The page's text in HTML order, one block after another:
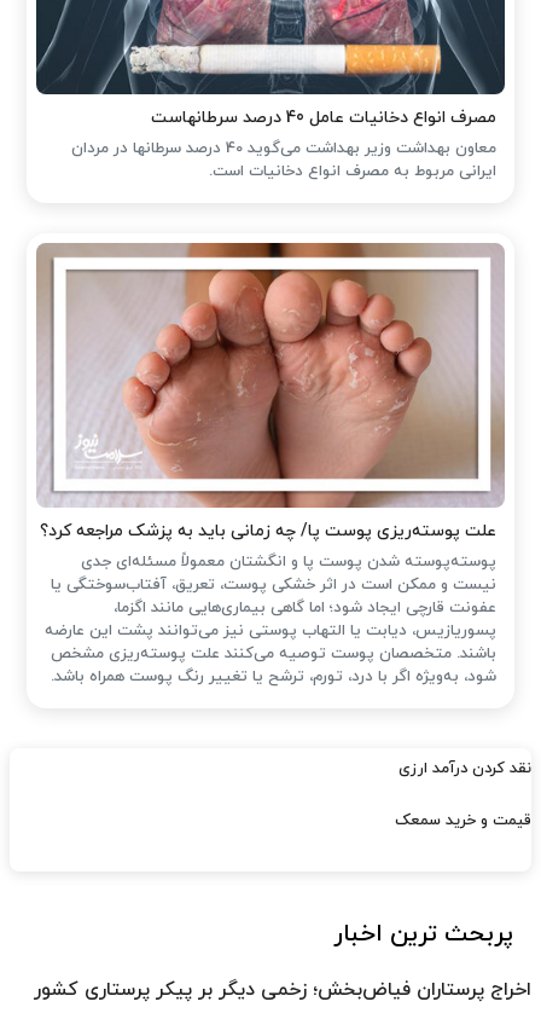
مصرف انواع دخانیات عامل 40 درصد سرطانهاست
معاون بهداشت وزیر بهداشت می‌گوید 40 درصد سرطانها در مردان
ایرانی مربوط به مصرف انواع دخانیات است.
علت پوسته‌ریزی پوست پا/ چه زمانی باید به پزشک مراجعه کرد؟
پوسته‌پوسته شدن پوست پا و انگشتان معمولاً مسئله‌ای جدی
نیست و ممکن است در اثر خشکی پوست، تعریق، آفتاب‌سوختگی یا
عفونت قارچی ایجاد شود؛ اما گاهی بیماری‌هایی مانند اگزما،
پسوریازیس، دیابت یا التهاب پوستی نیز می‌توانند پشت این عارضه
باشند. متخصصان پوست توصیه می‌کنند علت پوسته‌ریزی مشخص
شود، به‌ویژه اگر با درد، تورم، ترشح یا تغییر رنگ پوست همراه باشد.
نقد کردن درآمد ارزی
قیمت و خرید سمعک
پربحث ترین اخبار
اخراج پرستاران فیاض‌بخش؛ زخمی دیگر بر پیکر پرستاری کشور